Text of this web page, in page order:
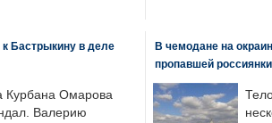
Бастрыкину в деле
Курбана Омарова
Валерию
В чемодане на
пропавшей россиянки